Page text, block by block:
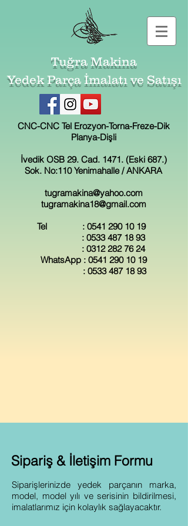
Tuğra Makina
Yedek Parça İmalatı ve Satışı
CNC-CNC Tel Erozyon-Torna-Freze-Dik
Planya-Dişli
İvedik OSB 29. Cad. 1471. (Eski 687.)
Sok. No:110 Yenimahalle / ANKARA
tugramakina@yahoo.com
tugramakina18@gmail.com
Tel : 0541 290 10 19
: 0533 487 18 93
: 0312 282 76 24
WhatsApp : 0541 290 10 19
: 0533 487 18 93
Sipariş & İletişim Formu
Siparişlerinizde yedek parçanın marka,
model, model yılı ve serisinin bildirilmesi,
imalatlarımız için kolaylık sağlayacaktır.